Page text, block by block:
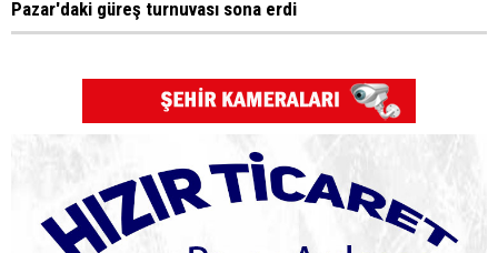
Pazar'daki güreş turnuvası sona erdi